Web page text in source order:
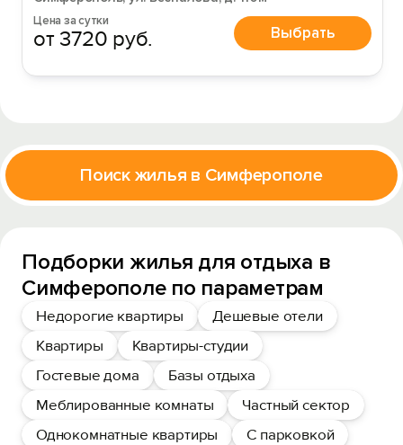
Цена за сутки
от 3720 руб. Выбрать
Поиск жилья в Симферополе
Подборки жилья для отдыха в
Симферополе по параметрам
Недорогие квартиры
Дешевые отели
Квартиры
Квартиры-студии
Гостевые дома
Базы отдыха
Меблированные комнаты
Частный сектор
Однокомнатные квартиры
С парковкой